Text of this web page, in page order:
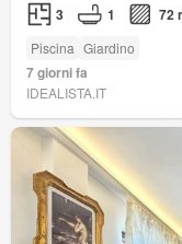
3 1 72
Piscina Giardino
7 giorni fa
IDEALISTA.IT